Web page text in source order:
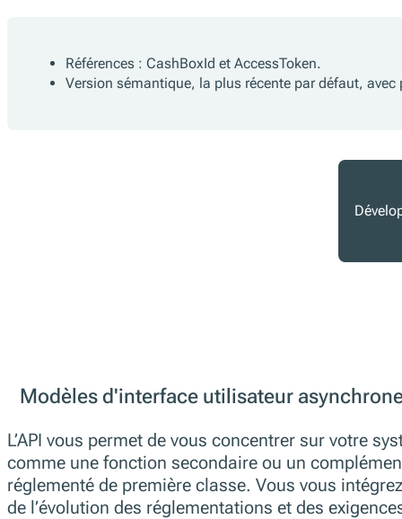
Références : CashBoxId et AccessToken.
Version sémantique, la plus récente par défaut,
Modèles d'interface utilisateur
L’API vous permet de vous concentrer sur votre
comme une fonction secondaire ou un
réglementé de première classe. Vous vous
de l’évolution des réglementations et des